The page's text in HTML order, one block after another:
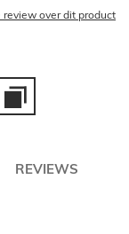
review over dit product
REVIEWS